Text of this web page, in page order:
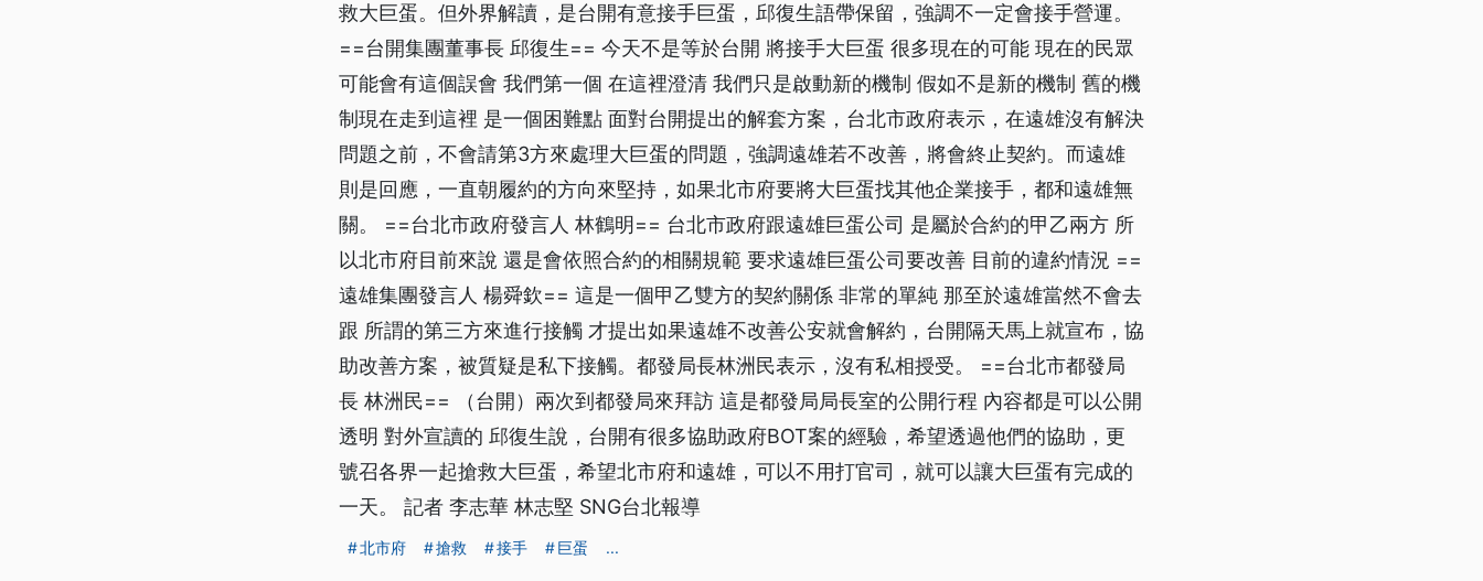
救大巨蛋。但外界解讀，是台開有意接手巨蛋，邱復生語帶保留，強調不一定會接手營運。
==台開集團董事長 邱復生== 今天不是等於台開 將接手大巨蛋 很多現在的可能 現在的民眾
可能會有這個誤會 我們第一個 在這裡澄清 我們只是啟動新的機制 假如不是新的機制 舊的機
制現在走到這裡 是一個困難點 面對台開提出的解套方案，台北市政府表示，在遠雄沒有解決
問題之前，不會請第3方來處理大巨蛋的問題，強調遠雄若不改善，將會終止契約。而遠雄
則是回應，一直朝履約的方向來堅持，如果北市府要將大巨蛋找其他企業接手，都和遠雄無
關。 ==台北市政府發言人 林鶴明== 台北市政府跟遠雄巨蛋公司 是屬於合約的甲乙兩方 所
以北市府目前來說 還是會依照合約的相關規範 要求遠雄巨蛋公司要改善 目前的違約情況 ==
遠雄集團發言人 楊舜欽== 這是一個甲乙雙方的契約關係 非常的單純 那至於遠雄當然不會去
跟 所謂的第三方來進行接觸 才提出如果遠雄不改善公安就會解約，台開隔天馬上就宣布，協
助改善方案，被質疑是私下接觸。都發局長林洲民表示，沒有私相授受。 ==台北市都發局
長 林洲民== （台開）兩次到都發局來拜訪 這是都發局局長室的公開行程 內容都是可以公開
透明 對外宣讀的 邱復生說，台開有很多協助政府BOT案的經驗，希望透過他們的協助，更
號召各界一起搶救大巨蛋，希望北市府和遠雄，可以不用打官司，就可以讓大巨蛋有完成的
一天。 記者 李志華 林志堅 SNG台北報導
北市府 搶救 接手 巨蛋 ...